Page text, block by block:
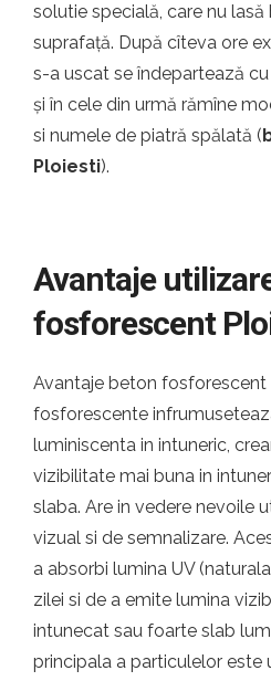
solutie specială, care nu
suprafață. După cîteva ore
s-a uscat se îndepartează
și în cele din urmă rămîne
si numele de piatră spălată (
Ploiesti).
Avantaje
fosforescent
Avantaje beton fosforescent
fosforescente
luminiscenta in intuneric,
vizibilitate mai buna in
slaba. Are in vedere nevoile
vizual si de semnalizare.
a absorbi lumina UV
zilei si de a emite lumina
intunecat sau foarte slab
principala a particulelor este